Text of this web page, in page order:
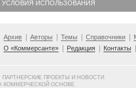
УСЛОВИЯ ИСПОЛЬЗОВАНИЯ
Архив Авторы Темы Справочники
О «Коммерсанте»
Редакция Контакты
ПРОЕКТЫ И НОВОСТИ
КОММЕРЧЕСКОЙ ОСНОВЕ